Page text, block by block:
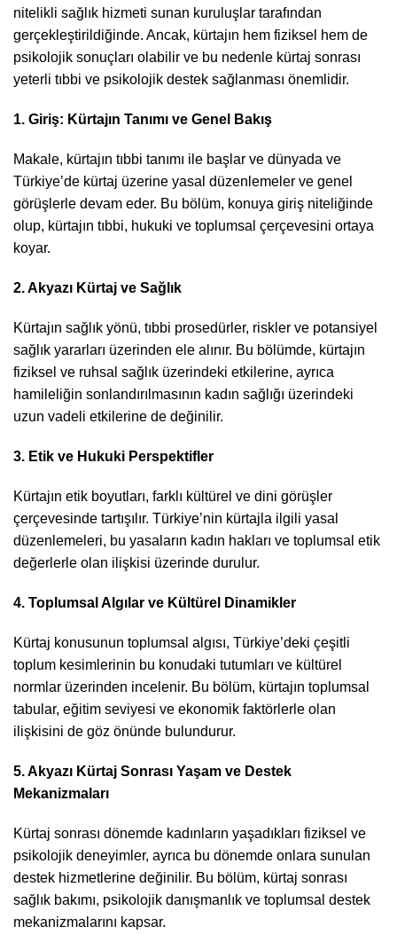
nitelikli sağlık hizmeti sunan kuruluşlar tarafından
gerçekleştirildiğinde. Ancak, kürtajın hem fiziksel hem de
psikolojik sonuçları olabilir ve bu nedenle kürtaj sonrası
yeterli tıbbi ve psikolojik destek sağlanması önemlidir.
1. Giriş: Kürtajın Tanımı ve Genel Bakış
Makale, kürtajın tıbbi tanımı ile başlar ve dünyada ve
Türkiye’de kürtaj üzerine yasal düzenlemeler ve genel
görüşlerle devam eder. Bu bölüm, konuya giriş niteliğinde
olup, kürtajın tıbbi, hukuki ve toplumsal çerçevesini ortaya
koyar.
2. Akyazı Kürtaj ve Sağlık
Kürtajın sağlık yönü, tıbbi prosedürler, riskler ve potansiyel
sağlık yararları üzerinden ele alınır. Bu bölümde, kürtajın
fiziksel ve ruhsal sağlık üzerindeki etkilerine, ayrıca
hamileliğin sonlandırılmasının kadın sağlığı üzerindeki
uzun vadeli etkilerine de değinilir.
3. Etik ve Hukuki Perspektifler
Kürtajın etik boyutları, farklı kültürel ve dini görüşler
çerçevesinde tartışılır. Türkiye’nin kürtajla ilgili yasal
düzenlemeleri, bu yasaların kadın hakları ve toplumsal etik
değerlerle olan ilişkisi üzerinde durulur.
4. Toplumsal Algılar ve Kültürel Dinamikler
Kürtaj konusunun toplumsal algısı, Türkiye’deki çeşitli
toplum kesimlerinin bu konudaki tutumları ve kültürel
normlar üzerinden incelenir. Bu bölüm, kürtajın toplumsal
tabular, eğitim seviyesi ve ekonomik faktörlerle olan
ilişkisini de göz önünde bulundurur.
5. Akyazı Kürtaj Sonrası Yaşam ve Destek
Mekanizmaları
Kürtaj sonrası dönemde kadınların yaşadıkları fiziksel ve
psikolojik deneyimler, ayrıca bu dönemde onlara sunulan
destek hizmetlerine değinilir. Bu bölüm, kürtaj sonrası
sağlık bakımı, psikolojik danışmanlık ve toplumsal destek
mekanizmalarını kapsar.